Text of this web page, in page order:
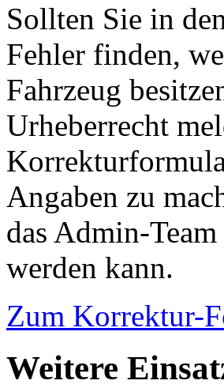
Sollten Sie in
Fehler finden,
Fahrzeug
Urheberrecht
Angaben zu
das Admin-
werden kann.
Zum Korrektur-
Weitere